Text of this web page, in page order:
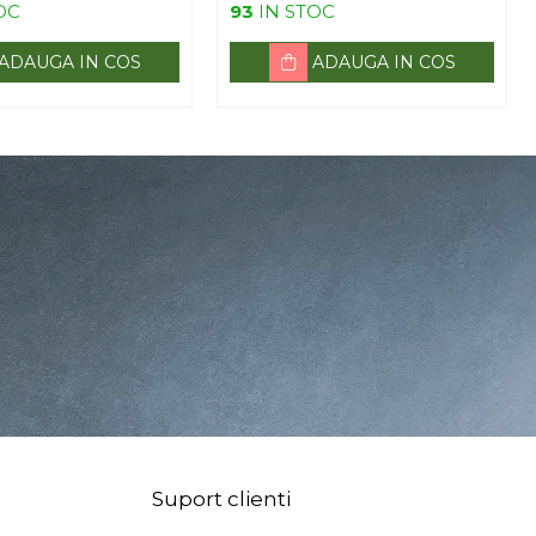
IN COS
93 IN STOC
ADAUGA IN COS
Suport clienti